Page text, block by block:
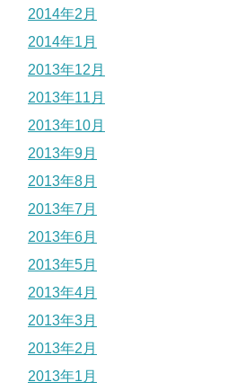
2014年2月
2014年1月
2013年12月
2013年11月
2013年10月
2013年9月
2013年8月
2013年7月
2013年6月
2013年5月
2013年4月
2013年3月
2013年2月
2013年1月